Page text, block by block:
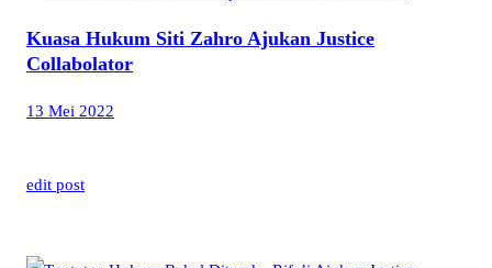
Kuasa Hukum Siti Zahro Ajukan Justice
Collabolator
13 Mei 2022
edit post